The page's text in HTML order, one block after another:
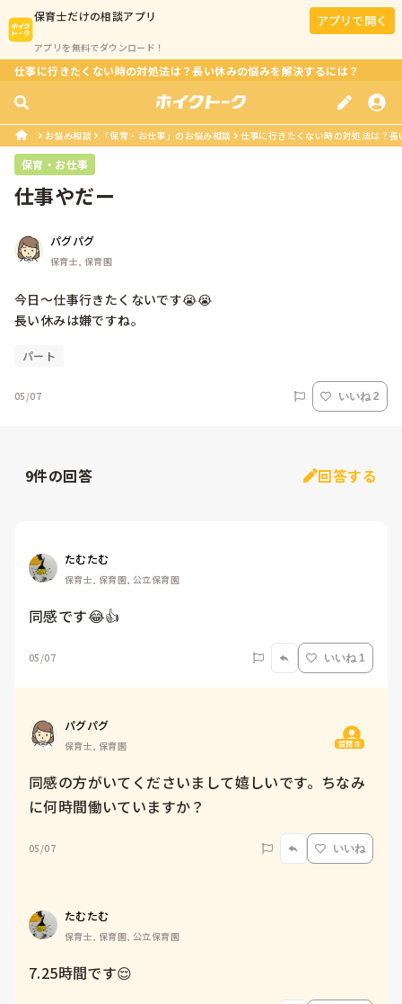
保育士だけの相談アプリ
アプリを無料でダウンロード！
アプリで開く
仕事に行きたくない時の対処法は？長い休みの悩みを解決するには？
お悩み相談 「保育・お仕事」のお悩み相談 仕事に行きたくない時の対処法は？
保育・お仕事
仕事やだー
パグパグ
保育士, 保育園
今日〜仕事行きたくないです😭😭
長い休みは嫌ですね。
パート
05/07 いいね 2
9件の回答 回答する
たむたむ
保育士, 保育園, 公立保育園
同感です😂👍
05/07 いいね 1
パグパグ
保育士, 保育園 質問主
同感の方がいてくださいまして嬉しいです。ちなみ
に何時間働いていますか？
05/07 いいね
たむたむ
保育士, 保育園, 公立保育園
7.25時間です😌